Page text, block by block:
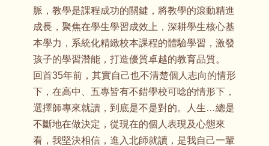
脈，教學是課程成功的關鍵，將教學的滾動精進
成長，聚焦在學生學習成效上，深耕學生核心基
本學力，系統化精緻校本課程的體驗學習，激發
孩子的學習潛能，打造優質卓越的教育品質。
回首35年前，其實自己也不清楚個人志向的情形
下，在高中、五專皆有不錯學校可唸的情形下，
選擇師專來就讀，到底是不是對的。人生…總是
不斷地在做決定，從現在的個人表現及心態來
看，我堅決相信，進入北師就讀，是我自己一輩